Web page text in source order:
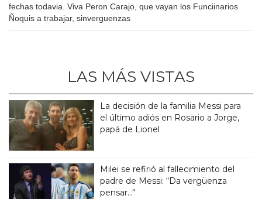
fechas todavia. Viva Peron Carajo, que vayan los Funciinarios
Ñoquis a trabajar, sinverguenzas
LAS MÁS VISTAS
La decisión de la familia Messi para
el último adiós en Rosario a Jorge,
papá de Lionel
Milei se refirió al fallecimiento del
padre de Messi: “Da vergüenza
pensar..."